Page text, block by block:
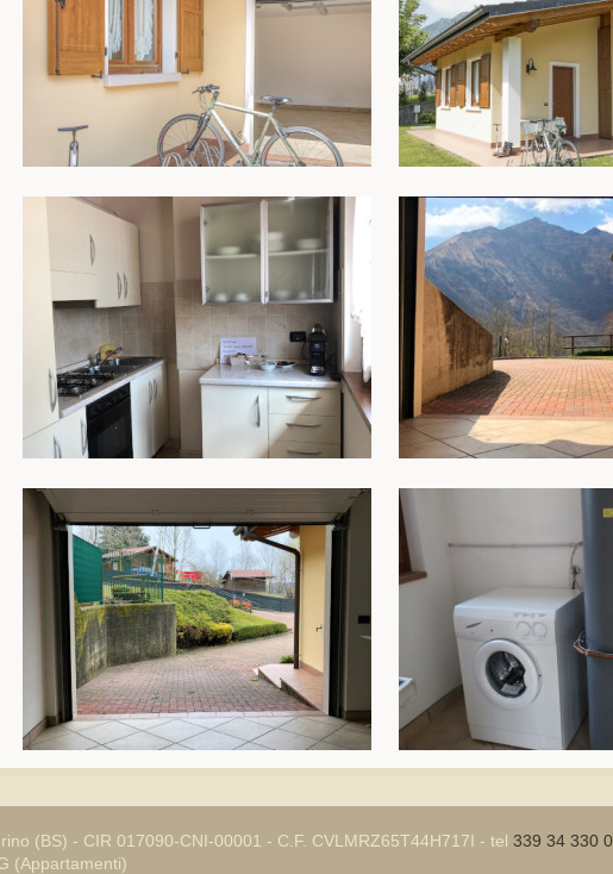
(BS) - CIR 017090-CNI-00001 - C.F. CVLMRZ65T44H717I - tel 339 34 330
(Appartamenti)